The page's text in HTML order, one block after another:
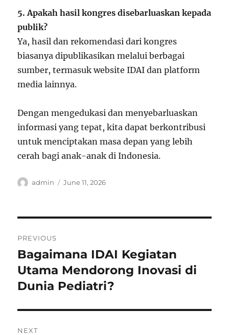
5. Apakah hasil kongres disebarluaskan kepada
publik?
Ya, hasil dan rekomendasi dari kongres
biasanya dipublikasikan melalui berbagai
sumber, termasuk website IDAI dan platform
media lainnya.
Dengan mengedukasi dan menyebarluaskan
informasi yang tepat, kita dapat berkontribusi
untuk menciptakan masa depan yang lebih
cerah bagi anak-anak di Indonesia.
Author
admin
Posted
June 11, 2026
navigation
PREVIOUS
Previous
post:
Bagaimana IDAI Kegiatan
Utama Mendorong Inovasi di
Dunia Pediatri?
NEXT